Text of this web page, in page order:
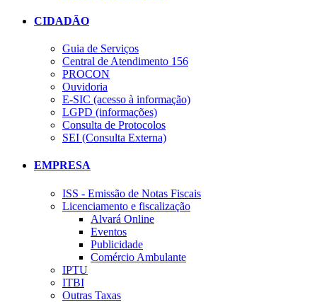
CIDADÃO
Guia de Serviços
Central de Atendimento 156
PROCON
Ouvidoria
E-SIC (acesso à informação)
LGPD (informações)
Consulta de Protocolos
SEI (Consulta Externa)
EMPRESA
ISS - Emissão de Notas Fiscais
Licenciamento e fiscalização
Alvará Online
Eventos
Publicidade
Comércio Ambulante
IPTU
ITBI
Outras Taxas